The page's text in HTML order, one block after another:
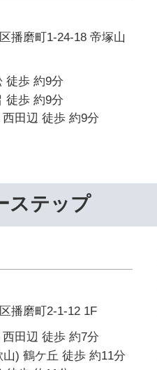
播磨町1-24-18 帝塚山
徒歩 約9分
徒歩 約9分
田辺 徒歩 約9分
ステップ
播磨町2-1-12 1F
田辺 徒歩 約7分
) 鶴ケ丘 徒歩 約11分